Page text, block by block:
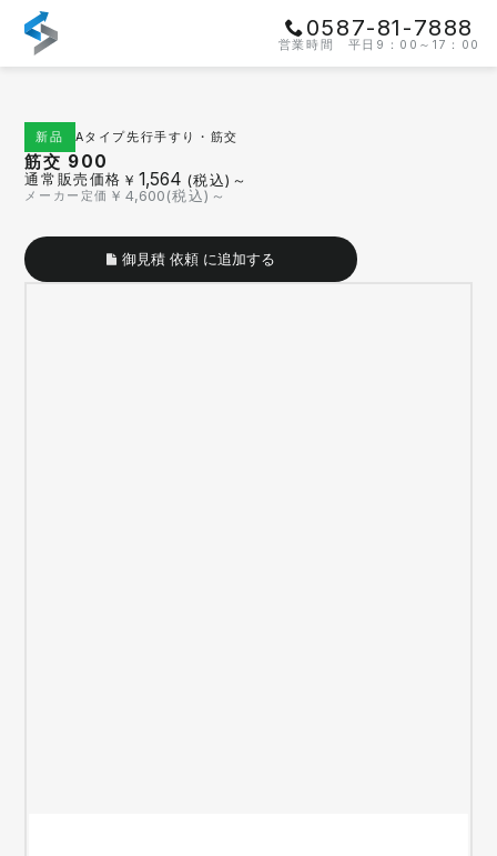
0587-81-7888
営業時間 平日9：00～17：00
新品 Aタイプ先行手すり・筋交
筋交 900
通常販売価格 ￥ 1,564 (税込)～
メーカー定価 ￥ 4,600(税込)～
御見積 依頼 に追加する